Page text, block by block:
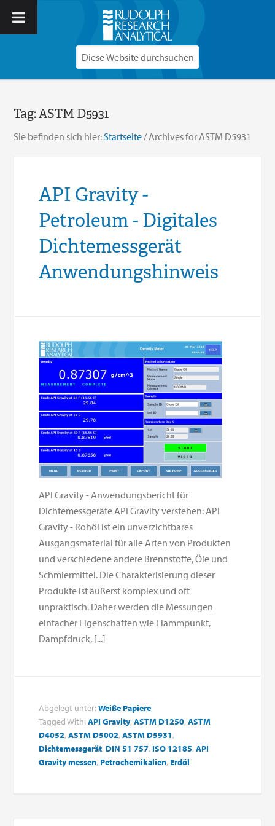
Tag:ASTM D5931
Sie befinden sich hier: Startseite /Archives for ASTM D5931
API Gravity -
Petroleum - Digitales
Dichtemessgerät
Anwendungshinweis
API Gravity - Anwendungsbericht für
Dichtemessgeräte API Gravity verstehen: API
Gravity - Rohöl ist ein unverzichtbares
Ausgangsmaterial für alle Arten von Produkten
und verschiedene andere Brennstoffe, Öle und
Schmiermittel. Die Charakterisierung dieser
Produkte ist äußerst komplex und oft
unpraktisch. Daher werden die Messungen
einfacher Eigenschaften wie Flammpunkt,
Dampfdruck, [...]
Abgelegt unter:Weiße Papiere
Tagged With:API Gravity,ASTM D1250,ASTM
D4052,ASTM D5002,ASTM D5931,
Dichtemessgerät, DIN 51 757, ISO 12185,API
Gravity messen, Petrochemikalien, Erdöl